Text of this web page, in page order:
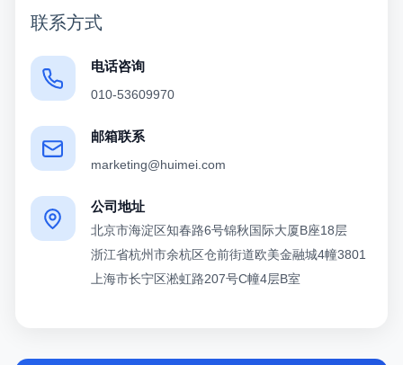
联系方式
电话咨询
010-53609970
邮箱联系
marketing@huimei.com
公司地址
北京市海淀区知春路6号锦秋国际大厦B座18层
浙江省杭州市余杭区仓前街道欧美金融城4幢3801
上海市长宁区淞虹路207号C幢4层B室